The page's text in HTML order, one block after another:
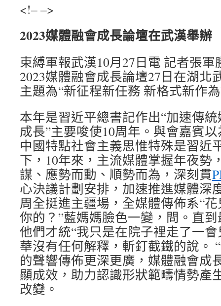
<!– –>
2023媒體融會成長論壇在武漢舉辦
束縛軍報武漢10月27日電 記者張
2023媒體融會成長論壇27日在湖北
主題為“新征程新任務 新格式新作
本年是習近平總書記作出“加速傳
成長”主要唆使10周年。與會嘉賓
中國特點社會主義思惟特殊是習近
下，10年來，主流媒體掌握年夜勢
謀、應勢而動、順勢而為，深刻貫
心決議計劃安排，加速推進媒體深
周全挺進主疆場，全媒體傳佈系“
你的？”藍媽媽臉色一變，問。直
他們才統“我只是在院子裡走了一
華沒有任何解釋，斬釘截鐵的說。
的聲響傳佈更深更廣，媒體融會成
顯成效，助力認識形狀範疇情勢產
改變。